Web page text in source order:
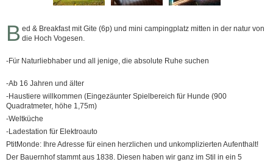
B ed & Breakfast mit Gite (6p) und mini campingplatz mitten in der natur von
die Hoch Vogesen.
-Für Naturliebhaber und all jenige, die absolute Ruhe suchen
-Ab 16 Jahren und älter
-Haustiere willkommen (Eingezäunter Spielbereich für Hunde (900
Quadratmeter, höhe 1,75m)
-Weltküche
-Ladestation für Elektroauto
PtitMonde: Ihre Adresse für einen herzlichen und unkomplizierten Aufenthalt!
Der Bauernhof stammt aus 1838. Diesen haben wir ganz im Stil in ein 5